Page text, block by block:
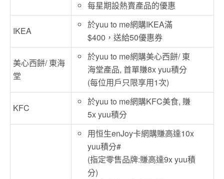
每星期設熱賣產品的優惠
IKEA
於yuu to me網購IKEA滿
$400，送給50優惠券
美心西餅/ 東海
堂
於yuu to me網購美心西餅/ 東
海堂產品, 首單賺8x yuu積分
(每位用戶只限享用1次)
KFC
於yuu to me網購KFC美食, 賺
5x yuu積分
用恒生enJoy卡網購賺高達10x
yuu積分#
(指定零售品牌:賺高達9x yuu積
分)